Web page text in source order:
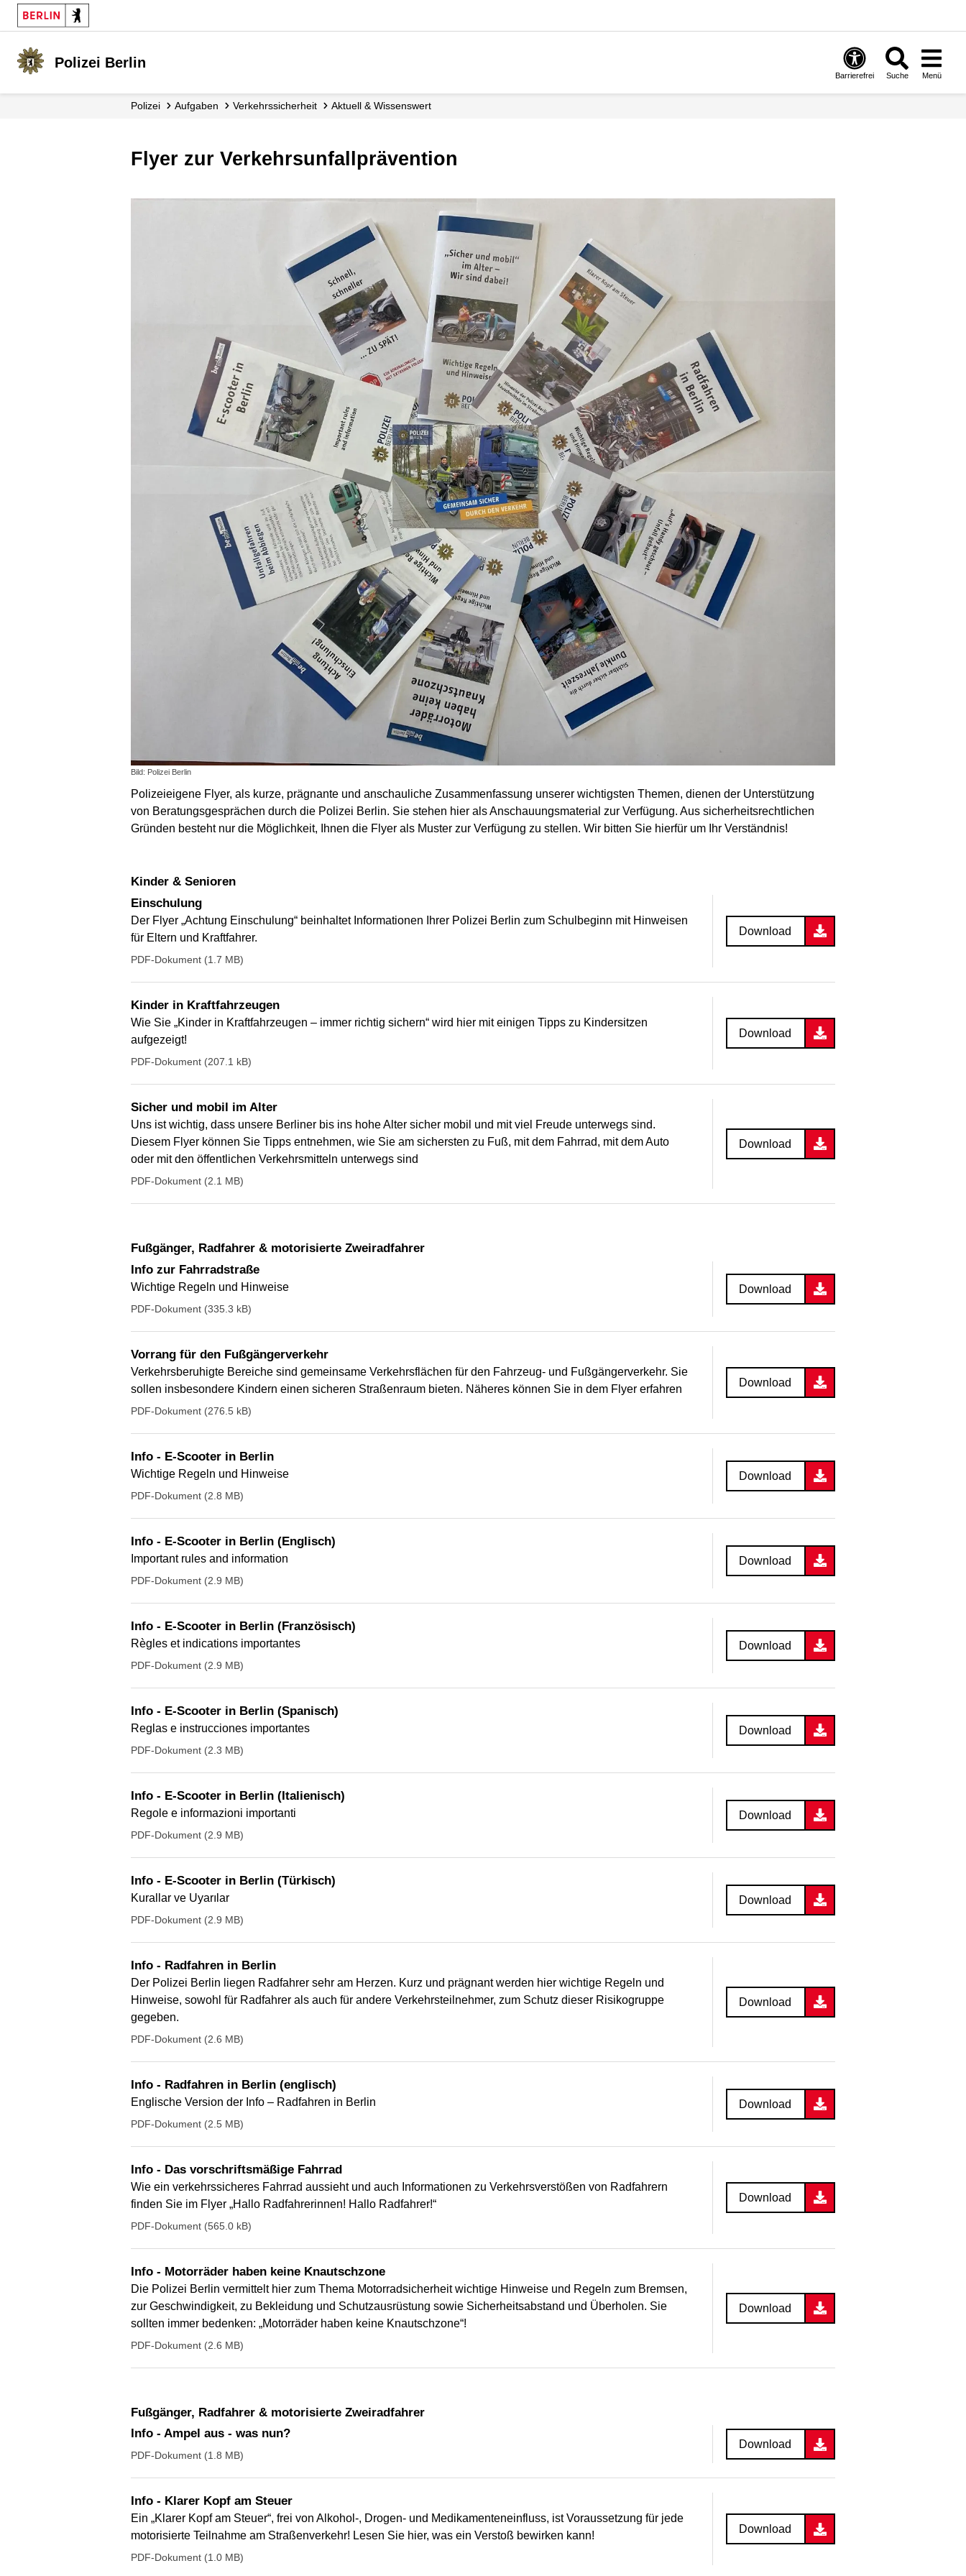
Polizei Berlin
Barrierefrei Suche Menü
Polizei Aufgaben Verkehrs­sicherheit Aktuell & Wissenswert
Flyer zur Verkehrsunfallprävention
Bild: Polizei Berlin
Polizeieigene Flyer, als kurze, prägnante und anschauliche Zusammenfassung unserer wichtigsten Themen, dienen der Unterstützung
von Beratungsgesprächen durch die Polizei Berlin. Sie stehen hier als Anschauungsmaterial zur Verfügung. Aus sicherheitsrechtlichen
Gründen besteht nur die Möglichkeit, Ihnen die Flyer als Muster zur Verfügung zu stellen. Wir bitten Sie hierfür um Ihr Verständnis!
Kinder & Senioren
Einschulung
Der Flyer „Achtung Einschulung“ beinhaltet Informationen Ihrer Polizei Berlin zum Schulbeginn mit Hinweisen
für Eltern und Kraftfahrer.
PDF-Dokument (1.7 MB)
Download
Kinder in Kraftfahrzeugen
Wie Sie „Kinder in Kraftfahrzeugen – immer richtig sichern“ wird hier mit einigen Tipps zu Kindersitzen
aufgezeigt!
PDF-Dokument (207.1 kB)
Download
Sicher und mobil im Alter
Uns ist wichtig, dass unsere Berliner bis ins hohe Alter sicher mobil und mit viel Freude unterwegs sind.
Diesem Flyer können Sie Tipps entnehmen, wie Sie am sichersten zu Fuß, mit dem Fahrrad, mit dem Auto
oder mit den öffentlichen Verkehrsmitteln unterwegs sind
PDF-Dokument (2.1 MB)
Download
Fußgänger, Radfahrer & motorisierte Zweiradfahrer
Info zur Fahrradstraße
Wichtige Regeln und Hinweise
PDF-Dokument (335.3 kB)
Download
Vorrang für den Fußgängerverkehr
Verkehrsberuhigte Bereiche sind gemeinsame Verkehrsflächen für den Fahrzeug- und Fußgängerverkehr. Sie
sollen insbesondere Kindern einen sicheren Straßenraum bieten. Näheres können Sie in dem Flyer erfahren
PDF-Dokument (276.5 kB)
Download
Info - E-Scooter in Berlin
Wichtige Regeln und Hinweise
PDF-Dokument (2.8 MB)
Download
Info - E-Scooter in Berlin (Englisch)
Important rules and information
PDF-Dokument (2.9 MB)
Download
Info - E-Scooter in Berlin (Französisch)
Règles et indications importantes
PDF-Dokument (2.9 MB)
Download
Info - E-Scooter in Berlin (Spanisch)
Reglas e instrucciones importantes
PDF-Dokument (2.3 MB)
Download
Info - E-Scooter in Berlin (Italienisch)
Regole e informazioni importanti
PDF-Dokument (2.9 MB)
Download
Info - E-Scooter in Berlin (Türkisch)
Kurallar ve Uyarılar
PDF-Dokument (2.9 MB)
Download
Info - Radfahren in Berlin
Der Polizei Berlin liegen Radfahrer sehr am Herzen. Kurz und prägnant werden hier wichtige Regeln und
Hinweise, sowohl für Radfahrer als auch für andere Verkehrsteilnehmer, zum Schutz dieser Risikogruppe
gegeben.
PDF-Dokument (2.6 MB)
Download
Info - Radfahren in Berlin (englisch)
Englische Version der Info – Radfahren in Berlin
PDF-Dokument (2.5 MB)
Download
Info - Das vorschriftsmäßige Fahrrad
Wie ein verkehrssicheres Fahrrad aussieht und auch Informationen zu Verkehrsverstößen von Radfahrern
finden Sie im Flyer „Hallo Radfahrerinnen! Hallo Radfahrer!“
PDF-Dokument (565.0 kB)
Download
Info - Motorräder haben keine Knautschzone
Die Polizei Berlin vermittelt hier zum Thema Motorradsicherheit wichtige Hinweise und Regeln zum Bremsen,
zur Geschwindigkeit, zu Bekleidung und Schutzausrüstung sowie Sicherheitsabstand und Überholen. Sie
sollten immer bedenken: „Motorräder haben keine Knautschzone“!
PDF-Dokument (2.6 MB)
Download
Fußgänger, Radfahrer & motorisierte Zweiradfahrer
Info - Ampel aus - was nun?
PDF-Dokument (1.8 MB)
Download
Info - Klarer Kopf am Steuer
Ein „Klarer Kopf am Steuer“, frei von Alkohol-, Drogen- und Medikamenteneinfluss, ist Voraussetzung für jede
motorisierte Teilnahme am Straßenverkehr! Lesen Sie hier, was ein Verstoß bewirken kann!
PDF-Dokument (1.0 MB)
Download